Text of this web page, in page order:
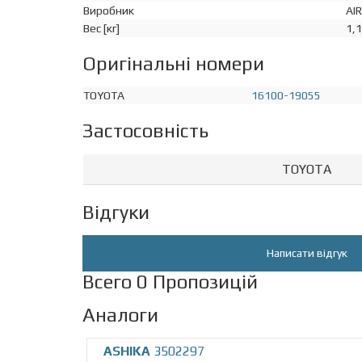
Виробник
Вес [кг]
Оригінальні номери
TOYOTA 16100-19055
Застосовність
TOYOTA
Відгуки
Написати відгук
Всего 0 Пропозицій
Аналоги
ASHIKA 3502297